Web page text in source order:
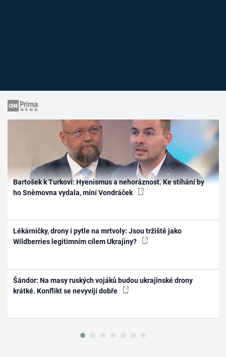
Bartošek k Turkovi: Hyenismus a nehoráznost. Ke stíhání by
ho Sněmovna vydala, míní Vondráček
Lékárničky, drony i pytle na mrtvoly: Jsou tržiště jako
Wildberries legitimním cílem Ukrajiny?
Šándor: Na masy ruských vojáků budou ukrajinské drony
krátké. Konflikt se nevyvíjí dobře